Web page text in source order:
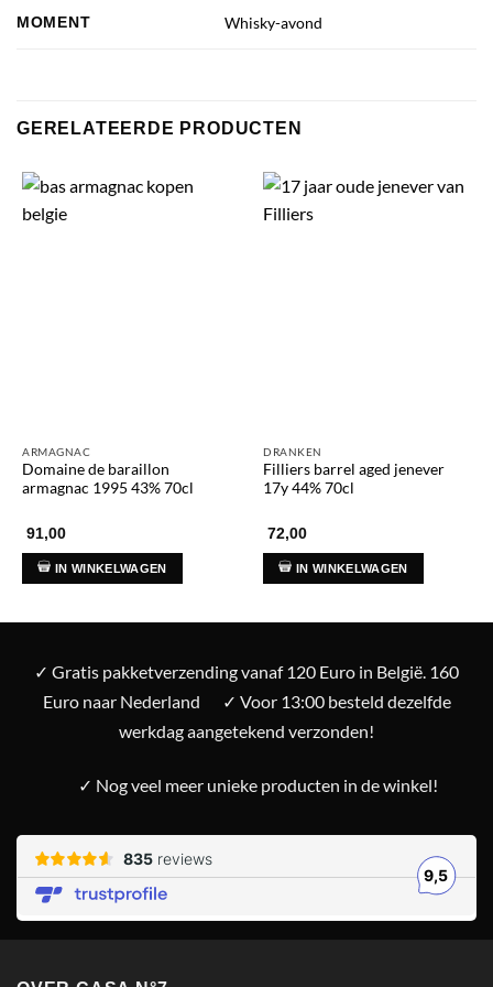
MOMENT Whisky-avond
GERELATEERDE PRODUCTEN
ARMAGNAC
Domaine de baraillon
armagnac 1995 43% 70cl
91,00
IN WINKELWAGEN
DRANKEN
Filliers barrel aged jenever
17y 44% 70cl
72,00
IN WINKELWAGEN
✓ Gratis pakketverzending vanaf 120 Euro in België. 160
Euro naar Nederland
✓ Voor 13:00 besteld dezelfde
werkdag aangetekend verzonden!
✓ Nog veel meer unieke producten in de winkel!